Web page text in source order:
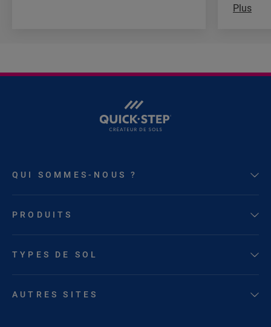
Plus
QUI SOMMES-NOUS ?
PRODUITS
TYPES DE SOL
AUTRES SITES